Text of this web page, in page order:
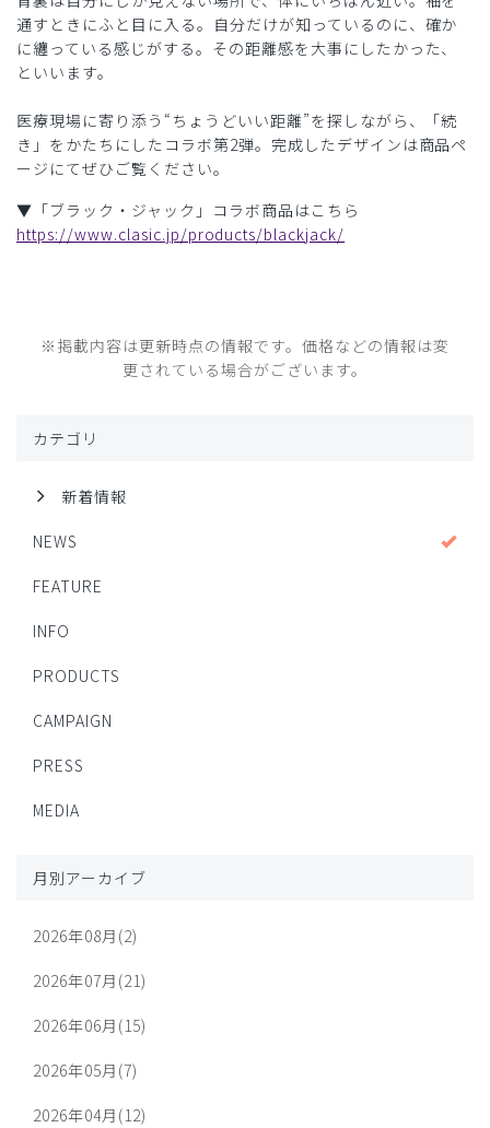
通すときにふと目に入る。自分だけが知っているのに、確か
に纏っている感じがする。その距離感を大事にしたかった、
といいます。
医療現場に寄り添う“ちょうどいい距離”を探しながら、「続
き」をかたちにしたコラボ第2弾。完成したデザインは商品ペ
ージにてぜひご覧ください。
▼「ブラック・ジャック」コラボ商品はこちら
https://www.clasic.jp/products/blackjack/
※掲載内容は更新時点の情報です。価格などの情報は変
更されている場合がございます。
カテゴリ
新着情報
NEWS
FEATURE
INFO
PRODUCTS
CAMPAIGN
PRESS
MEDIA
月別アーカイブ
2026年08月(2)
2026年07月(21)
2026年06月(15)
2026年05月(7)
2026年04月(12)